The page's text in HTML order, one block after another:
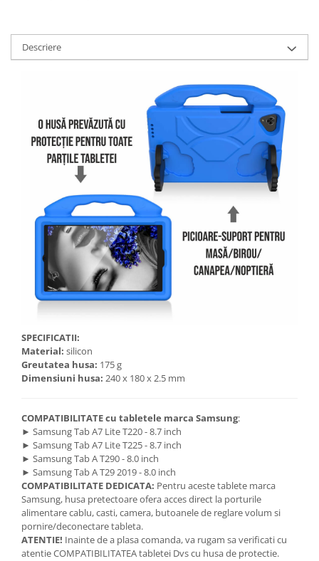
Descriere
SPECIFICATII:
Material: silicon
Greutatea husa: 175 g
Dimensiuni husa: 240 x 180 x 2.5 mm
COMPATIBILITATE cu tabletele marca Samsung:
► Samsung Tab A7 Lite T220 - 8.7 inch
► Samsung Tab A7 Lite T225 - 8.7 inch
► Samsung Tab A T290 - 8.0 inch
► Samsung Tab A T29 2019 - 8.0 inch
COMPATIBILITATE DEDICATA: Pentru aceste tablete marca
Samsung, husa pretectoare ofera acces direct la porturile
alimentare cablu, casti, camera, butoanele de reglare volum si
pornire/deconectare tableta.
ATENTIE! Inainte de a plasa comanda, va rugam sa verificati cu
atentie COMPATIBILITATEA tabletei Dvs cu husa de protectie.